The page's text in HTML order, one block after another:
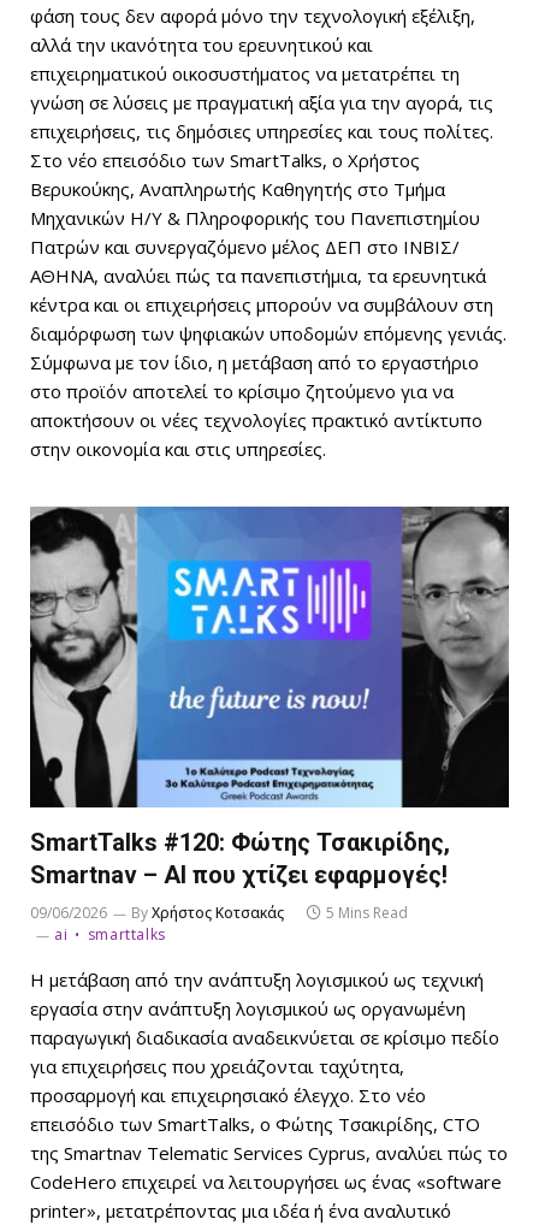
φάση τους δεν αφορά μόνο την τεχνολογική εξέλιξη,
αλλά την ικανότητα του ερευνητικού και
επιχειρηματικού οικοσυστήματος να μετατρέπει τη
γνώση σε λύσεις με πραγματική αξία για την αγορά, τις
επιχειρήσεις, τις δημόσιες υπηρεσίες και τους πολίτες.
Στο νέο επεισόδιο των SmartTalks, ο Χρήστος
Βερυκούκης, Αναπληρωτής Καθηγητής στο Τμήμα
Μηχανικών Η/Υ & Πληροφορικής του Πανεπιστημίου
Πατρών και συνεργαζόμενο μέλος ΔΕΠ στο ΙΝΒΙΣ/
ΑΘΗΝΑ, αναλύει πώς τα πανεπιστήμια, τα ερευνητικά
κέντρα και οι επιχειρήσεις μπορούν να συμβάλουν στη
διαμόρφωση των ψηφιακών υποδομών επόμενης γενιάς.
Σύμφωνα με τον ίδιο, η μετάβαση από το εργαστήριο
στο προϊόν αποτελεί το κρίσιμο ζητούμενο για να
αποκτήσουν οι νέες τεχνολογίες πρακτικό αντίκτυπο
στην οικονομία και στις υπηρεσίες.
SmartTalks #120: Φώτης Τσακιρίδης,
Smartnav – AI που χτίζει εφαρμογές!
09/06/2026 ByΧρήστος Κοτσακάς
5 Mins Read
ai
smarttalks
Η μετάβαση από την ανάπτυξη λογισμικού ως τεχνική
εργασία στην ανάπτυξη λογισμικού ως οργανωμένη
παραγωγική διαδικασία αναδεικνύεται σε κρίσιμο πεδίο
για επιχειρήσεις που χρειάζονται ταχύτητα,
προσαρμογή και επιχειρησιακό έλεγχο. Στο νέο
επεισόδιο των SmartTalks, ο Φώτης Τσακιρίδης, CTO
της Smartnav Telematic Services Cyprus, αναλύει πώς το
CodeHero επιχειρεί να λειτουργήσει ως ένας «software
printer», μετατρέποντας μια ιδέα ή ένα αναλυτικό